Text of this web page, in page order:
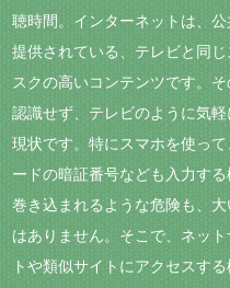
聴時間。インターネットは、
提供されている、テレビと同
スクの高いコンテンツです。
認識せず、テレビのように気
現状です。特にスマホを使っ
ードの暗証番号なども入力す
巻き込まれるような危険も、
はありません。そこで、ネッ
トや類似サイトにアクセスす